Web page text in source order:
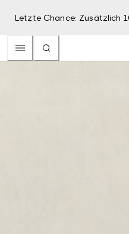
Letzte Chance: Zusätzlich